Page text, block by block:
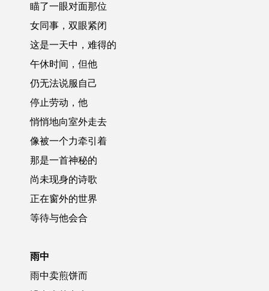
瞄了一眼对面那位
女同事，双眼紧闭
这是一天中，难得的
午休时间，但他
仍无法说服自己
停止劳动，他
悄悄地向室外走去
像被一个力牵引着
那是一首神秘的
尚未现身的诗歌
正在窗外的世界
等待与他会合
雨中
雨中卖煎饼而